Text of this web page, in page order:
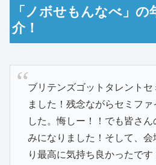
「ノボせもんなべ」
介！
ブリテンズゴットタレント
ました！残念ながらセミフ
した。悔しー！！でも皆さ
みになりました！そして、
り最高に気持ち良かったで